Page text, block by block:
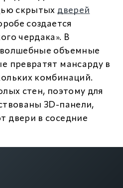
скрытых дверей
создается
чердака». В
волшебные объемные
превратят мансарду в
комбинаций.
стен, поэтому для
3D-панели,
двери в соседние